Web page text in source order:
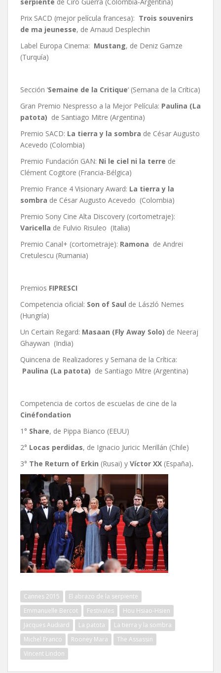
Prix SACD (mejor película francesa): Trois souvenirs
de ma jeunesse, de Arnaud Desplechin
Label Europa Cinema: Mustang, de Deniz Gamze
(Turquía)
Sección ‘Semaine de la Critique‘ (Semana de la Crítica)
Gran Premio Nespresso a la Mejor Película: Paulina (La
patota) de Santiago Mitre (Argentina)
Premio SACD: La tierra y la sombra de César Augusto
Acevedo (Colombia)
Premio Fundación GAN: Ni le ciel ni la terre de
Clément Cogitore (Francia-Bélgica)
Premio France 4 Visionary Award: La tierra y la
sombra de César Augusto Acevedo (Colombia)
Premio Sony Cine Alta Discovery (cortometraje):
Varicella de Fulvio Risuleo (Italia)
Premio Canal+ (cortometraje): Ramona de Andrei
Cretulescu (Rumania)
Premios FIPRESCI
Competencia oficial: Son of Saul de László Nemes
(Hungría)
Un Certain Regard: Masaan (Fly Away Solo) de Neeraj
Ghaywan (India)
Quincena de Realizadores y Semana de la Crítica:
Paulina (La patota) de Santiago Mitre (Argentina)
Competencia de cortos de escuelas de cine de la
Cinéfondation
1° Share, de Pippa Bianco (EEUU)
2° Locas perdidas, de Ignacio Juricic Merillán (Chile)
3° The Return of Erkin (Rusai) y Víctor XX (España).
Cannes 2015
El abrazo de la serpiente
Emmanuelle Bercot
Festivales
Hou Hsiao-Hsien
Jacques Audiard
La patota
La tierra y la sombra
Michel Franco
Rooney Mara
The Assassin
Vincent Lindon